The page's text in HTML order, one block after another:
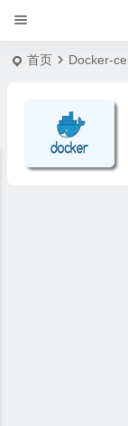
首页 Docker-ce